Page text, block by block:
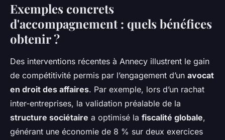
Exemples concrets
d'accompagnement : quels bénéfices
obtenir ?
Des interventions récentes à Annecy illustrent le gain
de compétitivité permis par l’engagement d’un avocat
en droit des affaires. Par exemple, lors d’un rachat
inter-entreprises, la validation préalable de la
structure sociétaire a optimisé la fiscalité globale,
générant une économie de 8 % sur deux exercices